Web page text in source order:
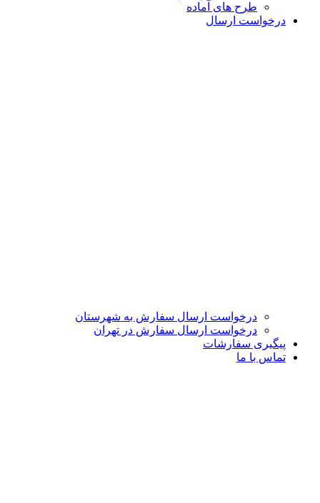
طرح های آماده
درخواست ارسال
درخواست ارسال سفارش به شهرستان
درخواست ارسال سفارش در تهران
پیگیری سفارشات
تماس با ما